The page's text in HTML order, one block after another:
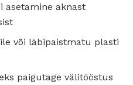
asetamine aknast
või läbipaistmatu plasti
paigutage välitööstus